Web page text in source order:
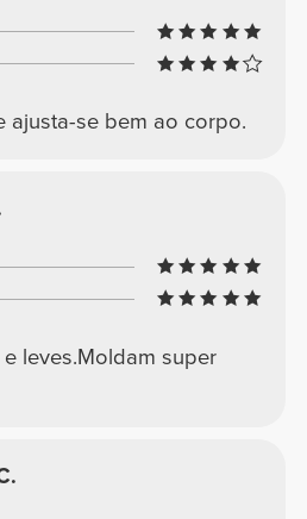
ajusta-se bem ao corpo.
leves.Moldam super